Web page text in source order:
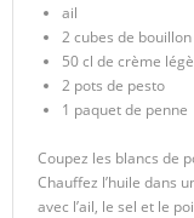
ail
2 cubes de
50 cl de crème
2 pots de pesto
1 paquet de penne
Coupez les blancs de
Chauffez l’huile dans
avec l’ail, le sel et le